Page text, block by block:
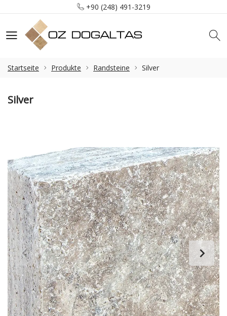
+90 (248) 491-3219
Tefenni / Burdur / Türkiye
info@ozdogaltas.net
Startseite Produkte Randsteine Silver
Silver